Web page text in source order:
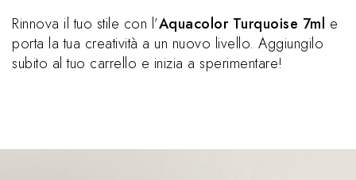
Rinnova il tuo stile con l’Aquacolor Turquoise 7ml e
porta la tua creatività a un nuovo livello. Aggiungilo
subito al tuo carrello e inizia a sperimentare!